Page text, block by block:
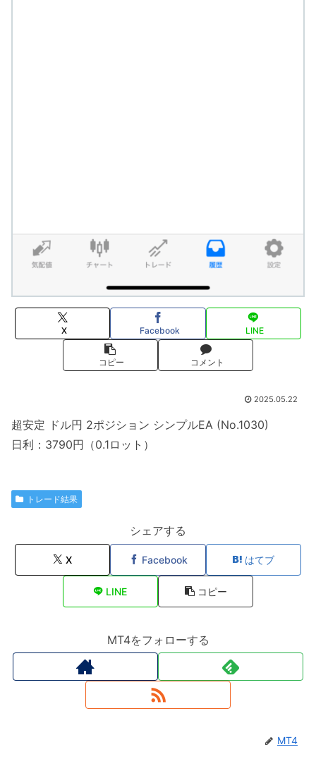
X Facebook LINE
コピー コメント
2025.05.22
超安定 ドル円 2ポジション シンプルEA (No.1030)
日利：3790円（0.1ロット）
トレード結果
シェアする
X Facebook はてブ
LINE コピー
MT4をフォローする
MT4